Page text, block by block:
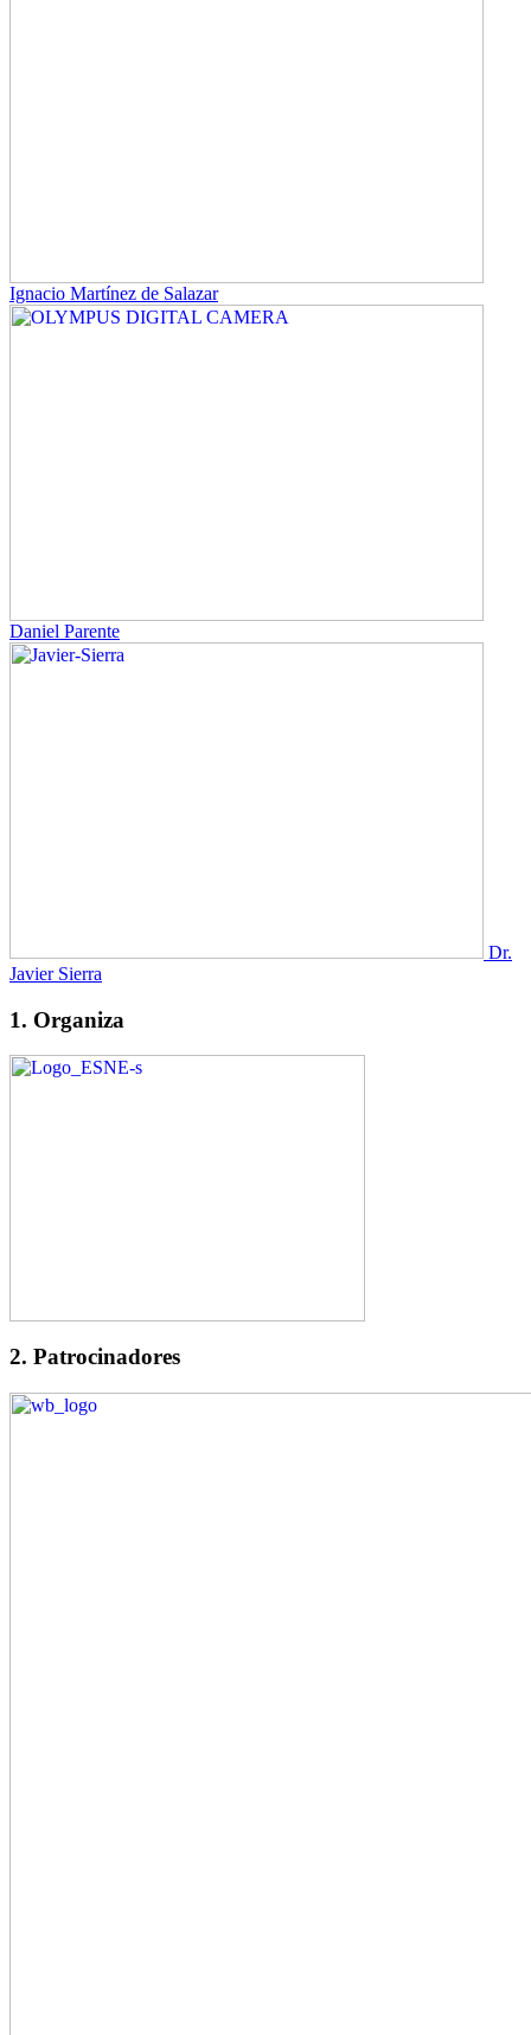
Ignacio Martínez de Salazar
Daniel Parente
Dr.
Javier Sierra
1. Organiza
2. Patrocinadores